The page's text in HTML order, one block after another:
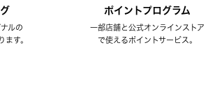
ルの
す。
ポイントプログラム
一部店舗と公式オンラインストア
で使えるポイントサービス。